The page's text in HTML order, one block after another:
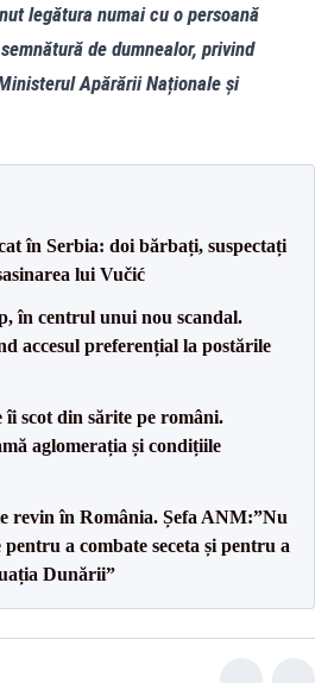
legătura numai cu o persoană
de dumnealor, privind
Apărării Naționale și
în Serbia: doi bărbați, suspectați
lui Vučić
în centrul unui nou scandal.
accesul preferențial la postările
scot din sărite pe români.
aglomerația și condițiile
revin în România. Șefa ANM:”Nu
a combate seceta și pentru a
Dunării”